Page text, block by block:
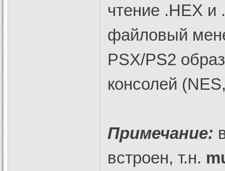
чтение .HEX и
файловый
PSX/PS2
консолей
Примечание:
встроен, т.н.